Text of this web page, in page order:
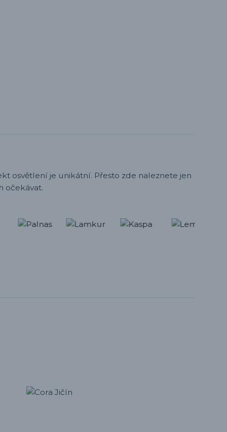
osvětlení je unikátní. Přesto zde naleznete jen
očekávat.